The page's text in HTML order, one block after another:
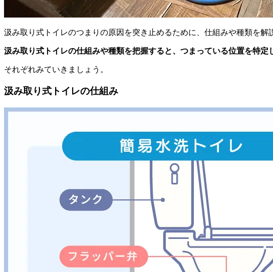
汲み取り式トイレのつまりの原因を突き止めるために、仕組みや種類を解
汲み取り式トイレの仕組みや種類を把握すると、つまっている位置を特
それぞれみていきましょう。
汲み取り式トイレの仕組み